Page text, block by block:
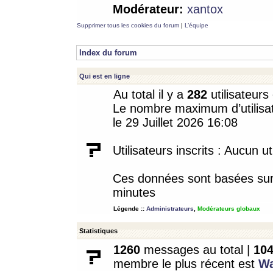
Modérateur: xantox
Supprimer tous les cookies du forum | L’équipe
Index du forum
Qui est en ligne
Au total il y a 282
Le nombre maximum
le 29 Juillet 2026 16:08
Utilisateurs inscrits : Aucun
Ces données sont basées
minutes
Légende :: Administrateurs Modérateurs globaux
Statistiques
1260 messages au total | 104
membre le plus récent est